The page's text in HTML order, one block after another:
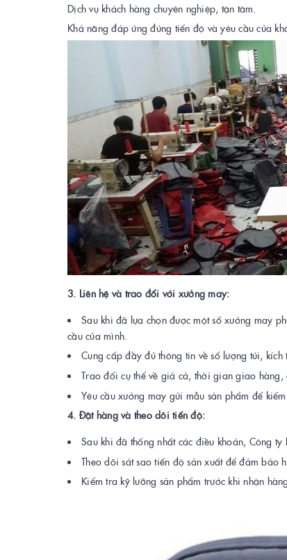
Dịch vụ khách hàng chuyên nghiệp, tận tâm.
Khả năng đáp ứng đúng tiến độ và yêu cầu của
3. Liên hệ và trao đổi với xưởng may:
Sau khi đã lựa chọn được một số xưởng may
cầu của mình.
Cung cấp đầy đủ thông tin về số lượng túi,
Trao đổi cụ thể về giá cả, thời gian giao hàng,
Yêu cầu xưởng may gửi mẫu sản phẩm để
4. Đặt hàng và theo dõi tiến độ:
Sau khi đã thống nhất các điều khoản, Công
Theo dõi sát sao tiến độ sản xuất để đảm bảo
Kiểm tra kỹ lưỡng sản phẩm trước khi nhận